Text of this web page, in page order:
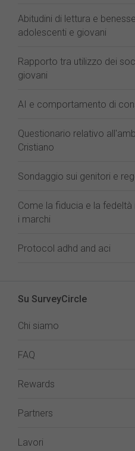
Abitudini di lettura e
adolescenti e giovani
Rapporto tra utilizzo dei
giovani
AI e comportamento di
Questionario relativo
Cristiano
Sondaggio sui genitori e
Come la fiducia e la
i marchi
Protocol adhd and aci
Su SurveyCircle
Chi siamo
FAQ
Rewards
Partners
Lavori